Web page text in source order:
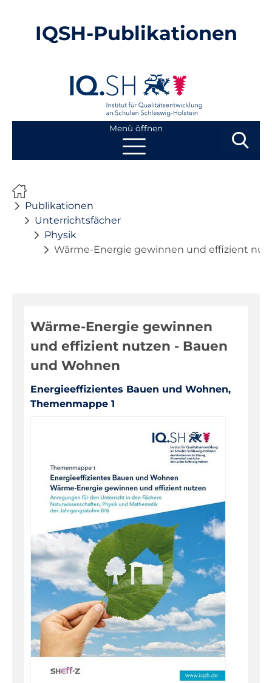
IQSH-Publikationen
Menü öffnen
Publikationen
Neuheiten
Fortbildungen
Pädagogik, Prävention
Unterrichts-, Personal-, Schulentwicklung
Unterrichtsfächer
Bilingualer Unterricht
Biologie
Darstellendes Spiel
Dänisch
Deutsch
Deutsch als Zweitsprache
Englisch
Französisch
Friesisch
Geographie
Publikationen
Unterrichtsfächer
Physik
Wärme-Energie gewinnen und effizient
Wärme-Energie gewinnen
und effizient nutzen - Bauen
und Wohnen
Energieeffizientes Bauen und Wohnen,
Themenmappe 1